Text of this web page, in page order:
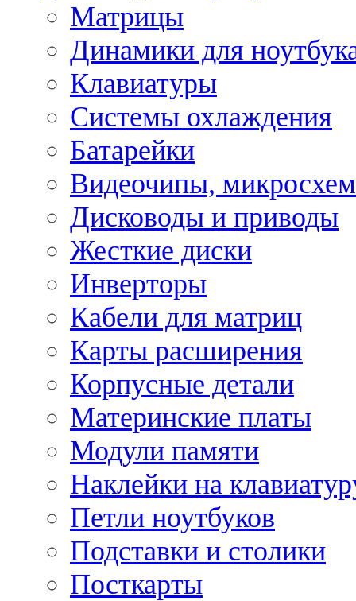
Матрицы
Динамики для
Клавиатуры
Системы охлаждения
Батарейки
Видеочипы,
Дисководы и приводы
Жесткие диски
Инверторы
Кабели для матриц
Карты расширения
Корпусные детали
Материнские платы
Модули памяти
Наклейки на
Петли ноутбуков
Подставки и столики
Посткарты